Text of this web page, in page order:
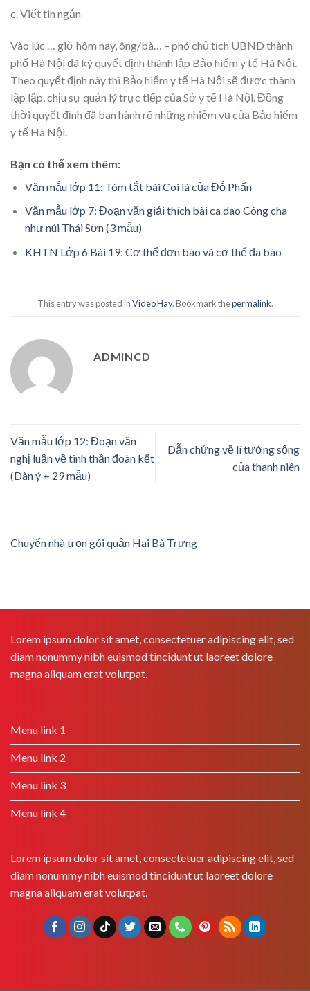
c. Viết tin ngắn
Vào lúc … giờ hôm nay, ông/bà… – phó chủ tịch UBND thành
phố Hà Nội đã ký quyết định thành lập Bảo hiểm y tế Hà Nội.
Theo quyết định này thì Bảo hiểm y tế Hà Nội sẽ được thành
lập lập, chịu sự quản lý trực tiếp của Sở y tế Hà Nội. Đồng
thời quyết định đã ban hành rõ những nhiệm vụ của Bảo hiểm
y tế Hà Nội.
Bạn có thể xem thêm:
Văn mẫu lớp 11: Tóm tắt bài Cõi lá của Đỗ Phấn
Văn mẫu lớp 7: Đoạn văn giải thích bài ca dao Công cha
như núi Thái Sơn (3 mẫu)
KHTN Lớp 6 Bài 19: Cơ thể đơn bào và cơ thể đa bào
This entry was posted inVideo Hay. Bookmark thepermalink.
ADMINCD
Văn mẫu lớp 12: Đoạn văn
nghị luận về tinh thần đoàn kết
(Dàn ý + 29 mẫu)
Dẫn chứng về lí tưởng sống
của thanh niên
Chuyển nhà trọn gói quận Hai Bà Trưng
Lorem ipsum dolor sit amet, consectetuer adipiscing elit, sed
diam nonummy nibh euismod tincidunt ut laoreet dolore
magna aliquam erat volutpat.
Menu link 1
Menu link 2
Menu link 3
Menu link 4
Lorem ipsum dolor sit amet, consectetuer adipiscing elit, sed
diam nonummy nibh euismod tincidunt ut laoreet dolore
magna aliquam erat volutpat.